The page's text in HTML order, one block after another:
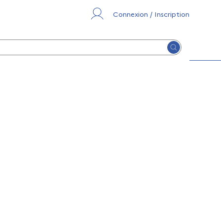
Connexion / Inscription
Lancer la